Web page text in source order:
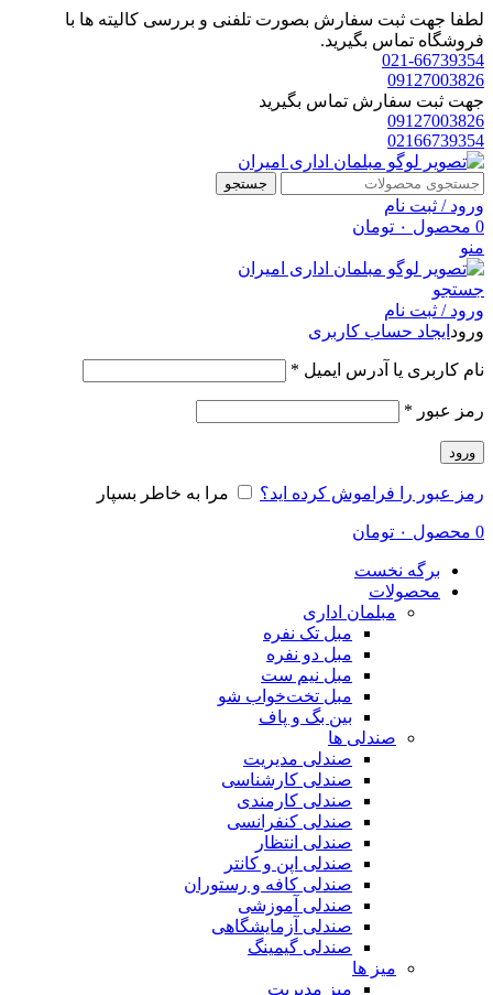
لطفا جهت ثبت سفارش بصورت تلفنی و بررسی کالیته ها با
فروشگاه تماس بگیرید.
021-66739354
09127003826
جهت ثبت سفارش تماس بگیرید
09127003826
02166739354
جستجو
ورود / ثبت نام
0 محصول ۰ تومان
منو
جستجو
ورود / ثبت نام
ورود ایجاد حساب کاربری
نام کاربری یا آدرس ایمیل *
رمز عبور *
ورود
رمز عبور را فراموش کرده اید؟ مرا به خاطر بسپار
0 محصول ۰ تومان
برگه نخست
محصولات
مبلمان اداری
مبل تک نفره
مبل دو نفره
مبل نیم ست
مبل تخت‌خواب شو
بین بگ و پاف
صندلی ها
صندلی مدیریت
صندلی کارشناسی
صندلی کارمندی
صندلی کنفرانسی
صندلی انتظار
صندلی اپن و کانتر
صندلی کافه و رستوران
صندلی آموزشی
صندلی آزمایشگاهی
صندلی گیمینگ
میز ها
میز مدیریت